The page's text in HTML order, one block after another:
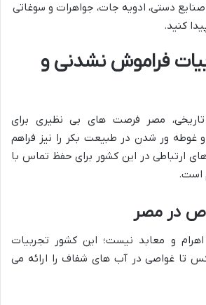
صنایع دستی، ادویه جات، جواهرات و سوغاتی
کنید.
تجربیات فراموش نشدنی و
تاریخی، مصر فرصت های بی نظیری برای
و غوطه ور شدن در طبیعت بکر را نیز فراهم
ارتباطی در این کشور برای حفظ تماس با
است.
و معابد نیست؛ این کشور تجربیات
تا غواصی در آب های شفاف را ارائه می